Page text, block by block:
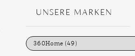
e
n
UNSERE MARKEN